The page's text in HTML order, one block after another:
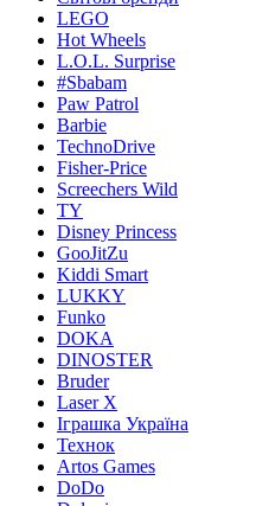
LEGO
Hot Wheels
L.O.L. Surprise
#Sbabam
Paw Patrol
Barbie
TechnoDrive
Fisher-Price
Screechers Wild
TY
Disney Princess
GooJitZu
Kiddi Smart
LUKKY
Funko
DOKA
DINOSTER
Bruder
Laser X
Іграшка Україна
Технок
Artos Games
DoDo